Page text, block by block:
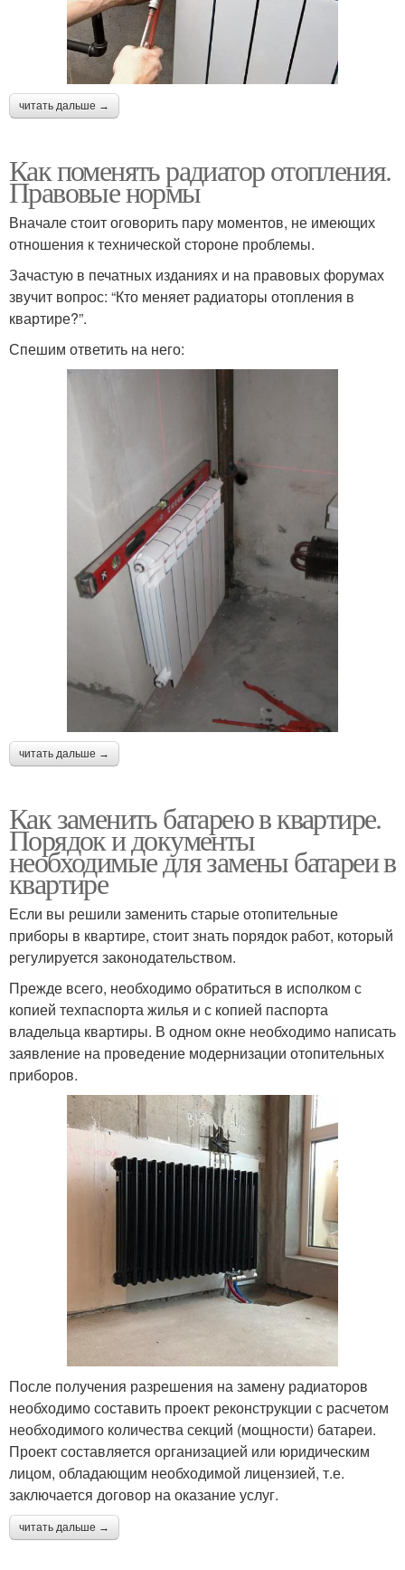
читать дальше →
Как поменять радиатор отопления.
Правовые нормы
Вначале стоит оговорить пару моментов, не имеющих
отношения к технической стороне проблемы.
Зачастую в печатных изданиях и на правовых форумах
звучит вопрос: “Кто меняет радиаторы отопления в
квартире?”.
Спешим ответить на него:
читать дальше →
Как заменить батарею в квартире.
Порядок и документы
необходимые для замены батареи в
квартире
Если вы решили заменить старые отопительные
приборы в квартире, стоит знать порядок работ, который
регулируется законодательством.
Прежде всего, необходимо обратиться в исполком с
копией техпаспорта жилья и с копией паспорта
владельца квартиры. В одном окне необходимо написать
заявление на проведение модернизации отопительных
приборов.
После получения разрешения на замену радиаторов
необходимо составить проект реконструкции с расчетом
необходимого количества секций (мощности) батареи.
Проект составляется организацией или юридическим
лицом, обладающим необходимой лицензией, т.е.
заключается договор на оказание услуг.
читать дальше →